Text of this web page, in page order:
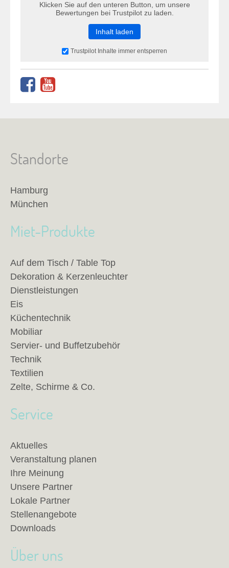
Klicken Sie auf den unteren Button, um unsere
Bewertungen bei Trustpilot zu laden.
Inhalt laden
Trustpilot Inhalte immer entsperren
Standorte
Hamburg
München
Miet-Produkte
Auf dem Tisch / Table Top
Dekoration & Kerzenleuchter
Dienstleistungen
Eis
Küchentechnik
Mobiliar
Servier- und Buffetzubehör
Technik
Textilien
Zelte, Schirme & Co.
Service
Aktuelles
Veranstaltung planen
Ihre Meinung
Unsere Partner
Lokale Partner
Stellenangebote
Downloads
Über uns